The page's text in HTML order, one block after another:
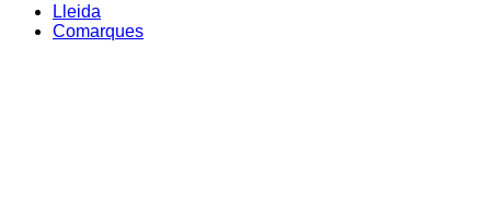
Lleida
Comarques